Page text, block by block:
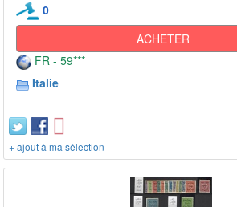
0
ACHETER
FR - 59***
Italie
+ ajout à ma sélection